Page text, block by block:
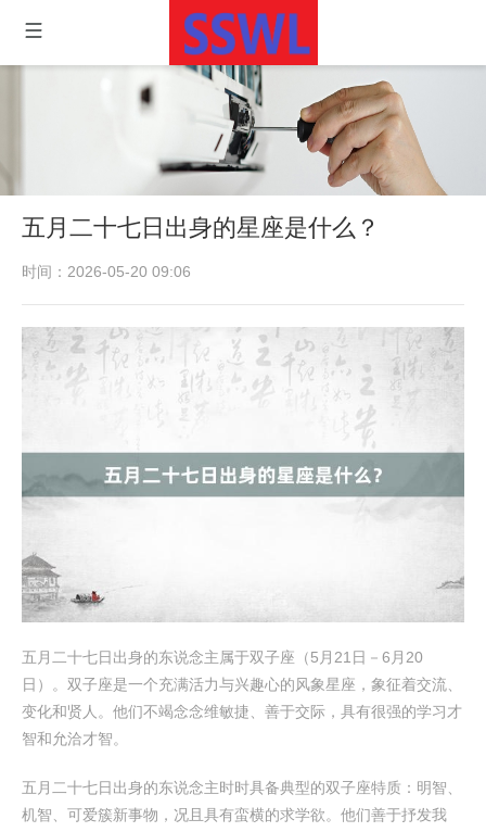
五月二十七日出身的星座是什么？
时间：2026-05-20 09:06
五月二十七日出身的东说念主属于双子座（5月21日－6月20
日）。双子座是一个充满活力与兴趣心的风象星座，象征着交流、
变化和贤人。他们不竭念念维敏捷、善于交际，具有很强的学习才
智和允洽才智。
五月二十七日出身的东说念主时时具备典型的双子座特质：明智、
机智、可爱簇新事物，况且具有蛮横的求学欲。他们善于抒发我